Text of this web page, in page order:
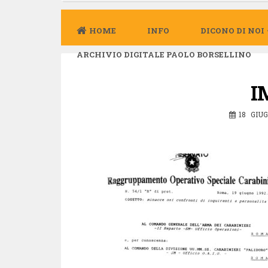
HOME INFO DICONO DI NOI
ARCHIVIO DIGITALE PAOLO BORSELLINO
18